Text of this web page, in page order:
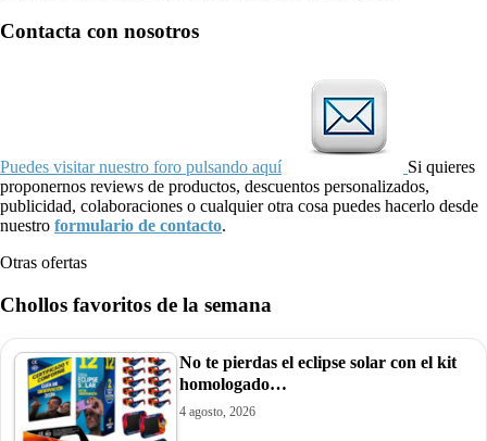
Contacta con nosotros
Puedes visitar nuestro foro pulsando aquí
Si quieres
proponernos reviews de productos, descuentos personalizados,
publicidad, colaboraciones o cualquier otra cosa puedes hacerlo desde
nuestro formulario de contacto.
Otras ofertas
Chollos favoritos de la semana
No te pierdas el eclipse solar con el kit
homologado…
4 agosto, 2026